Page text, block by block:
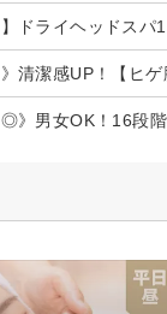
】ドライヘッドスパ
》清潔感UP！【ヒ
◎》男女OK！16段